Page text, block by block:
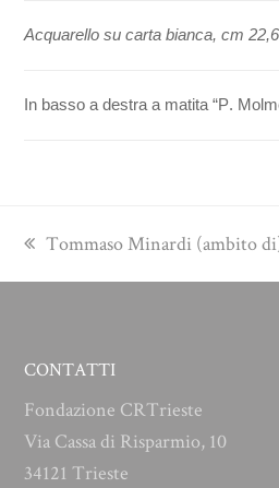
Acquarello su carta bianca, cm
In basso a destra a matita “P.
previous
Tommaso Minardi (ambito
CONTATTI
Fondazione CRTrieste
Via Cassa di Risparmio, 10
34121 Trieste